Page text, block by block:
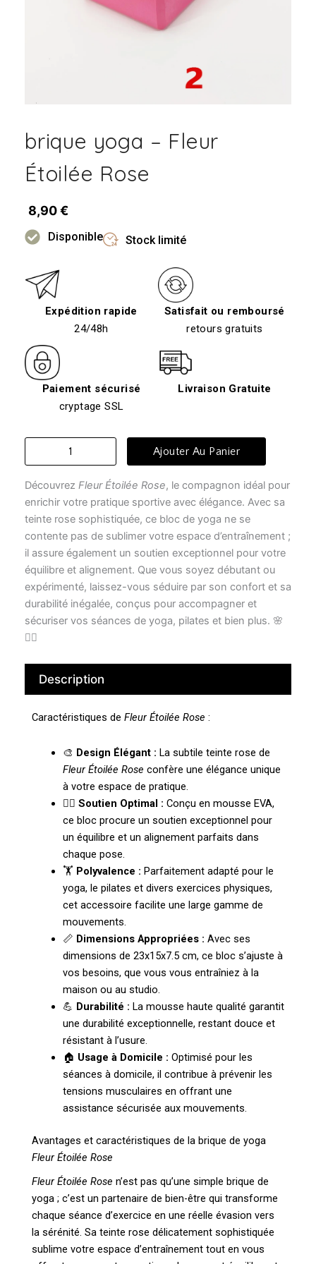
brique yoga – Fleur
Étoilée Rose
8,90€
Disponible Stock limité
Expédition rapide
24/48h
Satisfait ou remboursé
retours gratuits
Paiement sécurisé
cryptage SSL
Livraison Gratuite
quantité
yoga
-
Fleur
Rose
Ajouter Au Panier
Découvrez Fleur Étoilée Rose, le compagnon idéal pour
enrichir votre pratique sportive avec élégance. Avec sa
teinte rose sophistiquée, ce bloc de yoga ne se
contente pas de sublimer votre espace d’entraînement ;
il assure également un soutien exceptionnel pour votre
équilibre et alignement. Que vous soyez débutant ou
expérimenté, laissez-vous séduire par son confort et sa
durabilité inégalée, conçus pour accompagner et
sécuriser vos séances de yoga, pilates et bien plus. 🌸
🧘‍♀️
Description
Caractéristiques de Fleur Étoilée Rose :
🎨 Design Élégant : La subtile teinte rose de
Fleur Étoilée Rose confère une élégance unique
à votre espace de pratique.
🧘‍♀️ Soutien Optimal : Conçu en mousse EVA,
ce bloc procure un soutien exceptionnel pour
un équilibre et un alignement parfaits dans
chaque pose.
🏋️ Polyvalence : Parfaitement adapté pour le
yoga, le pilates et divers exercices physiques,
cet accessoire facilite une large gamme de
mouvements.
📏 Dimensions Appropriées : Avec ses
dimensions de 23x15x7.5 cm, ce bloc s’ajuste à
vos besoins, que vous vous entraîniez à la
maison ou au studio.
💪 Durabilité : La mousse haute qualité garantit
une durabilité exceptionnelle, restant douce et
résistant à l’usure.
🏠 Usage à Domicile : Optimisé pour les
séances à domicile, il contribue à prévenir les
tensions musculaires en offrant une
assistance sécurisée aux mouvements.
Avantages et caractéristiques de la brique de yoga
Fleur Étoilée Rose
Fleur Étoilée Rose n’est pas qu’une simple brique de
yoga ; c’est un partenaire de bien-être qui transforme
chaque séance d’exercice en une réelle évasion vers
la sérénité. Sa teinte rose délicatement sophistiquée
sublime votre espace d’entraînement tout en vous